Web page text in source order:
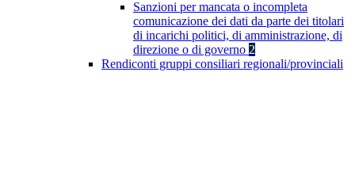
Sanzioni per mancata o incompleta
comunicazione dei dati da parte dei titolari
di incarichi politici, di amministrazione, di
direzione o di governo 2
Rendiconti gruppi consiliari regionali/provinciali